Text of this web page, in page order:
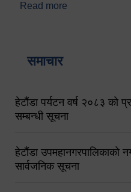
Read more
समाचार
हेटौंडा पर्यटन वर्ष २०८३ को
सम्बन्धी सूचना
हेटौंडा उपमहानगरपालिकाको
सार्वजनिक सूचना